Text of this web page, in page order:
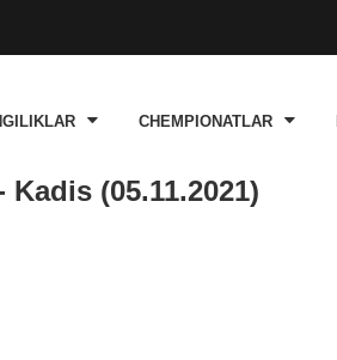
CHEMPIONATLAR
(05.11.2021)